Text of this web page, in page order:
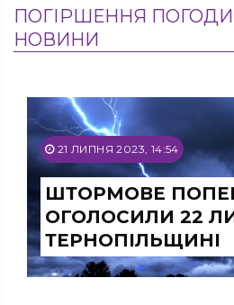
ПОГІРШЕННЯ ПОГОДИ
НОВИНИ
21 ЛИПНЯ 2023, 14:54
ШТОРМОВЕ
ОГОЛОСИЛИ 22
ТЕРНОПІЛЬЩИНІ